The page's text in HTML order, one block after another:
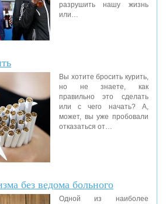
разрушить нашу жизнь
или…
Вы хотите бросить курить,
но не знаете, как
правильно это сделать
или с чего начать? А,
может, вы уже пробовали
отказаться от…
без ведома больного
Одной из наиболее